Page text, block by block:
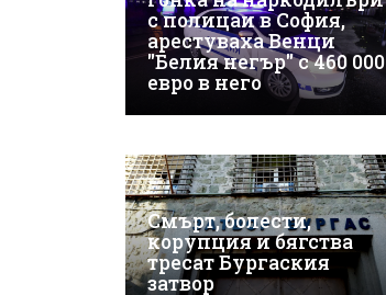
с полицаи в София,
арестуваха Венци
"Белия негър" с 460 000
евро в него
Смърт, болести,
корупция и бягства
тресат Бургаския
затвор